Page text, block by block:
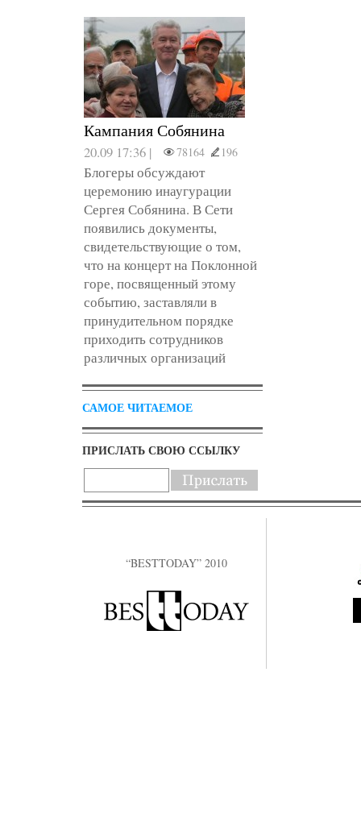
Кампания Собянина
20.09 17:36 | 78164 196
Блогеры обсуждают
церемонию инаугурации
Сергея Собянина. В Сети
появились документы,
свидетельствующие о том,
что на концерт на Поклонной
горе, посвященный этому
событию, заставляли в
принудительном порядке
приходить сотрудников
различных организаций
САМОЕ ЧИТАЕМОЕ
ПРИСЛАТЬ СВОЮ ССЫЛКУ
“BESTTODAY” 2010